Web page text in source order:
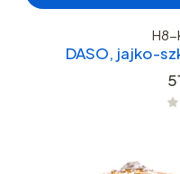
H8-
DASO, jajko-